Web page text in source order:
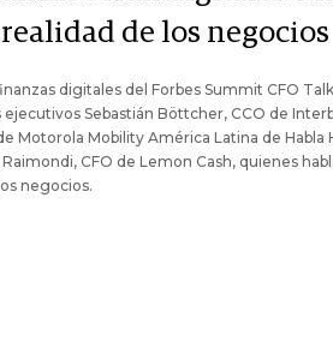
de los negocios
digitales del Forbes Summit CFO
ejecutivos Sebastián Böttcher, CCO de
Motorola Mobility América Latina de Habla
CFO de Lemon Cash, quienes
negocios.